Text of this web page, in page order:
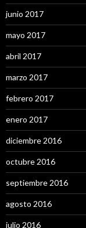
junio 2017
mayo 2017
abril 2017
marzo 2017
febrero 2017
enero 2017
diciembre 2016
octubre 2016
septiembre 2016
agosto 2016
julio 2016